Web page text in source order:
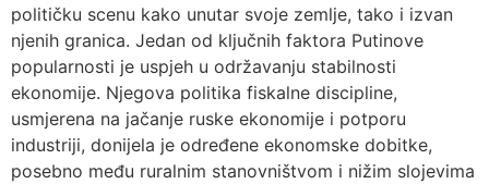
političku scenu kako unutar svoje zemlje, tako i izvan
njenih granica. Jedan od ključnih faktora Putinove
popularnosti je uspjeh u održavanju stabilnosti
ekonomije. Njegova politika fiskalne discipline,
usmjerena na jačanje ruske ekonomije i potporu
industriji, donijela je određene ekonomske dobitke,
posebno među ruralnim stanovništvom i nižim slojevima